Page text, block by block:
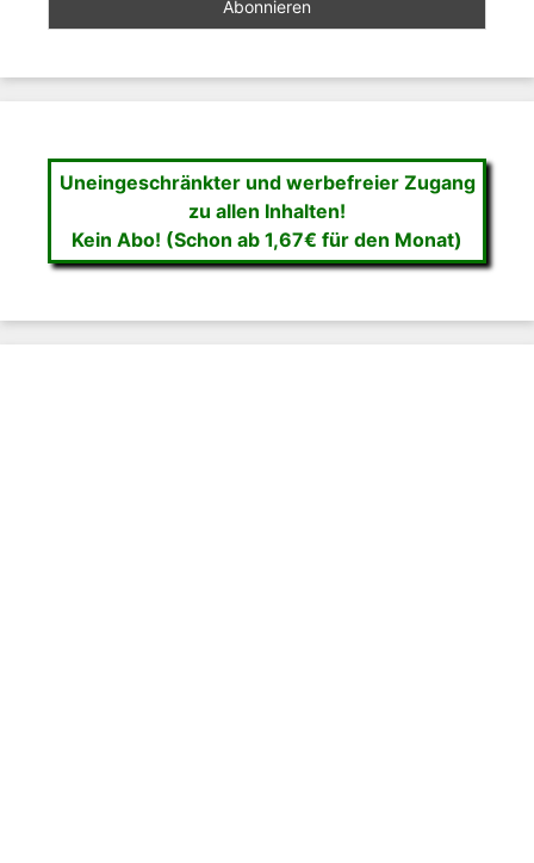
Uneingeschränkter und werbefreier Zugang
zu allen Inhalten!
Kein Abo! (Schon ab 1,67€ für den Monat)